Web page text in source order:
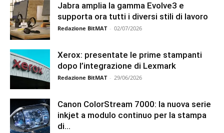
Jabra amplia la gamma Evolve3 e
supporta ora tutti i diversi stili di lavoro
Redazione BitMAT - 02/07/2026
Xerox: presentate le prime stampanti
dopo l’integrazione di Lexmark
Redazione BitMAT - 29/06/2026
Canon ColorStream 7000: la nuova serie
inkjet a modulo continuo per la stampa
di...